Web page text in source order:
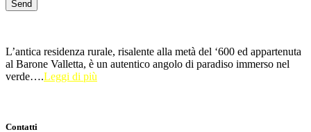
L’antica residenza rurale, risalente alla metà del ‘600 ed appartenuta
al Barone Valletta, è un autentico angolo di paradiso immerso nel
verde….Leggi di più
Contatti